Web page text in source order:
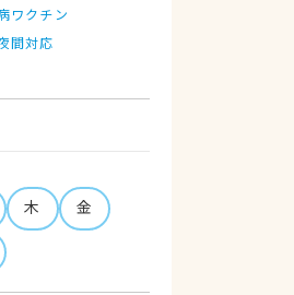
ワクチン
間対応
木
金